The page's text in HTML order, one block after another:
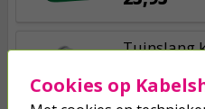
Tuinslang
Cookies op